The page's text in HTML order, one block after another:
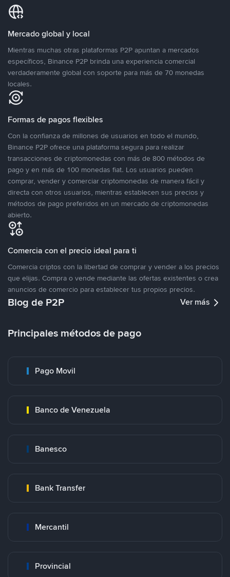
Mercado global y local
Mientras muchas otras plataformas P2P apuntan a mercados
específicos, Binance P2P brinda una experiencia comercial
verdaderamente global con soporte para más de 70 monedas
locales.
Formas de pagos flexibles
Con la confianza de millones de usuarios en todo el mundo,
Binance P2P ofrece una plataforma segura para realizar
transacciones de criptomonedas con más de 800 métodos de
pago y en más de 100 monedas fiat. Los usuarios pueden
comprar, vender y comerciar criptomonedas de manera fácil y
directa con otros usuarios, mientras establecen sus precios y
métodos de pago preferidos en un mercado de criptomonedas
abierto.
Comercia con el precio ideal para ti
Comercia criptos con la libertad de comprar y vender a los precios
que elijas. Compra o vende mediante las ofertas existentes o crea
anuncios de comercio para establecer tus propios precios.
Blog de P2P Ver más
Principales métodos de pago
Pago Movil
Banco de Venezuela
Banesco
Bank Transfer
Mercantil
Provincial